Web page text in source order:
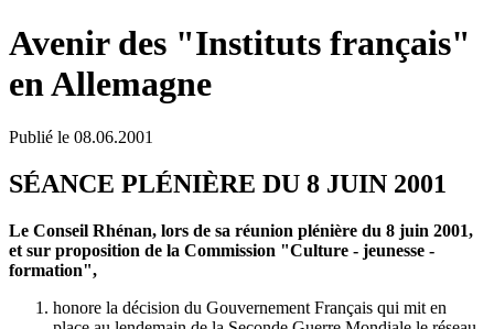
Avenir des "Instituts français"
en Allemagne
Publié le 08.06.2001
SÉANCE PLÉNIÈRE DU 8 JUIN 2001
Le Conseil Rhénan, lors de sa réunion plénière du 8 juin 2001,
et sur proposition de la Commission "Culture - jeunesse -
formation",
honore la décision du Gouvernement Français qui mit en